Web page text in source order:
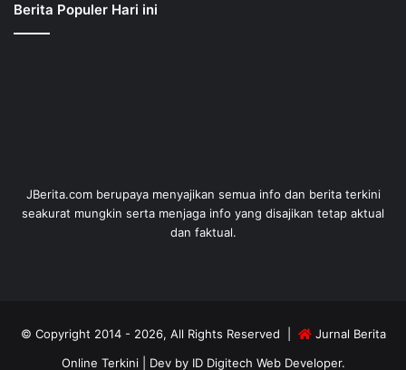
Berita Populer Hari ini
JBerita.com berupaya menyajikan semua info dan berita terkini
seakurat mungkin serta menjaga info yang disajikan tetap aktual
dan faktual.
© Copyright 2014 - 2026, All Rights Reserved |
Jurnal Berita
Online Terkini| Dev by ID Digitech Web Developer.